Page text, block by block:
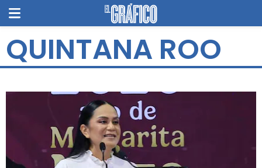
QUINTANA ROO